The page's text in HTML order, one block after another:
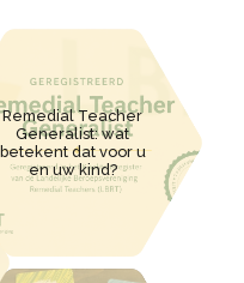
Remedial Teacher
Generalist: wat
betekent dat voor u
en uw kind?